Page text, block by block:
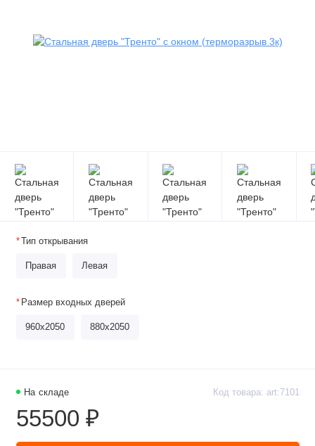
На складе Код товара: art:7101
55500 ₽
Тип открывания
Правая Левая
Размер входных дверей
960x2050 880x2050